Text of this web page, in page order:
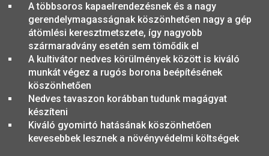
A többsoros kapaelrendezésnek és a nagy
gerendelymagasságnak köszönhetően nagy a gép
átömlési keresztmetszete, így nagyobb
szármaradvány esetén sem tömődik el
A kultivátor nedves körülmények között is kiváló
munkát végez a rugós borona beépítésének
köszönhetően
Nedves tavaszon korábban tudunk magágyat
készíteni
Kiváló gyomirtó hatásának köszönhetően
kevesebbek lesznek a növényvédelmi költségek